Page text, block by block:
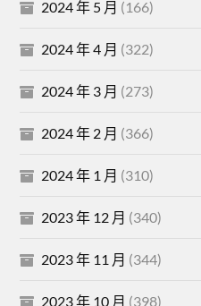
2024 年 5 月 (166)
2024 年 4 月 (322)
2024 年 3 月 (273)
2024 年 2 月 (366)
2024 年 1 月 (310)
2023 年 12 月 (340)
2023 年 11 月 (344)
2023 年 10 月 (398)